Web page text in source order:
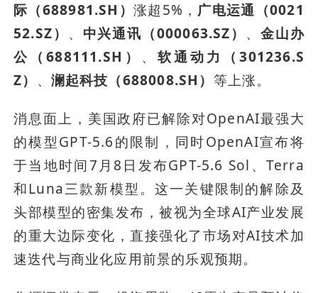
际（688981.SH） 涨超5%， 广电运通（0021
52.SZ） 、 中兴通讯（000063.SZ） 、 金山办
公（688111.SH） 、软通动力（301236.S
Z） 、 澜起科技（688008.SH） 等上涨。
消息面上，美国政府已解除对OpenAI最强大
的模型GPT-5.6的限制，同时OpenAI宣布将
于当地时间7月8日发布GPT-5.6 Sol、Terra
和Luna三款新模型。这一关键限制的解除及
头部模型的密集发布，被视为全球AI产业发展
的重大边际变化，直接强化了市场对AI技术加
速迭代与商业化应用前景的乐观预期。